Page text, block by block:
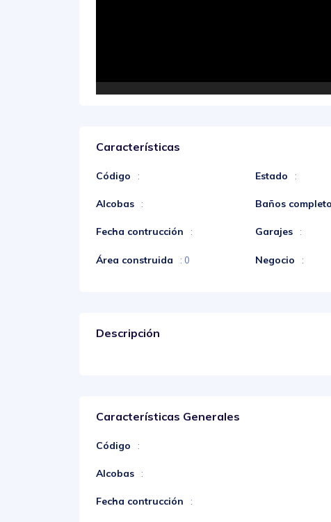
Características
Código : Estado :
Alcobas : Baños
Fecha contrucción : Garajes :
Área construida : 0 Negocio :
Descripción
Características Generales
Código :
Alcobas :
Fecha contrucción :